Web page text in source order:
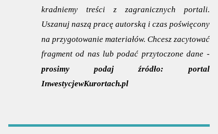
kradniemy treści z zagranicznych portali.
Uszanuj naszą pracę autorską i czas poświęcony
na przygotowanie materiałów. Chcesz zacytować
fragment od nas lub podać przytoczone dane -
prosimy podaj źródło:
portal
InwestycjewKurortach.pl